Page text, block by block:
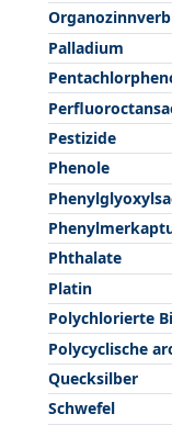
Palladium
Pestizide
Phenole
Phthalate
Platin
Polychlorierte
Polycyclische
Quecksilber
Schwefel